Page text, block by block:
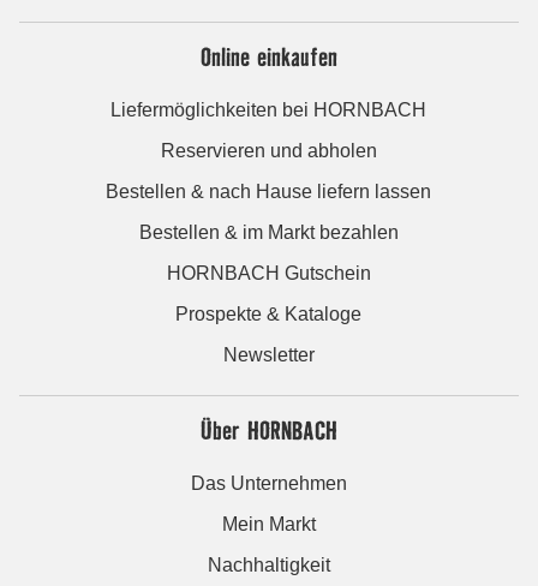
Online einkaufen
Liefermöglichkeiten bei HORNBACH
Reservieren und abholen
Bestellen & nach Hause liefern lassen
Bestellen & im Markt bezahlen
HORNBACH Gutschein
Prospekte & Kataloge
Newsletter
Über HORNBACH
Das Unternehmen
Mein Markt
Nachhaltigkeit